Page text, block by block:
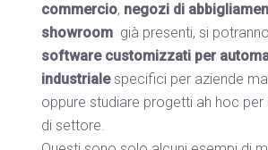
commercio, negozi di
showroom già presenti, si
software customizzati per
industrialespecifici per aziende
oppure studiare progetti ah hoc per
di settore.